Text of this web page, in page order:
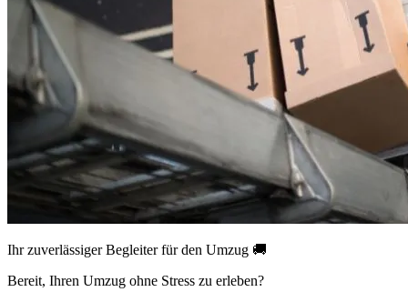
Ihr zuverlässiger Begleiter für den Umzug 🚚
Bereit, Ihren Umzug ohne Stress zu erleben?